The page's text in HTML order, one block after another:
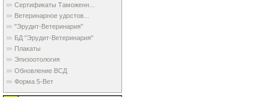
Сертификаты Таможенн...
Ветеринарное удостов...
"Эрудит-Ветеринария"
БД "Эрудит-Ветеринария"
Плакаты
Эпизоотология
Обновление ВСД
Форма 5-Вет